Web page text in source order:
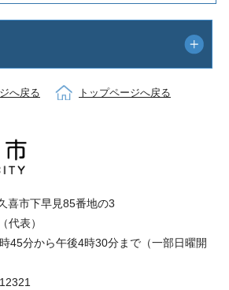
へ戻る トップページへ戻る
市下早見85番地の3
代表）
45分から午後4時30分まで（一部日曜開